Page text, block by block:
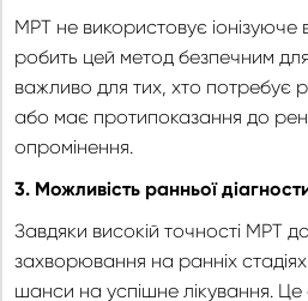
МРТ не використовує
робить цей метод безпечним
важливо для тих, хто потребує
або має протипоказання до
опромінення.
3. Можливість ранньої
Завдяки високій точності МРТ
захворювання на ранніх
шанси на успішне лікування. Це